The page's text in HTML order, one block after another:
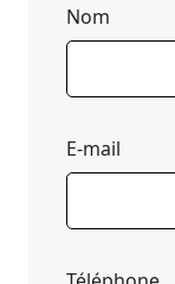
Nom
E-mail